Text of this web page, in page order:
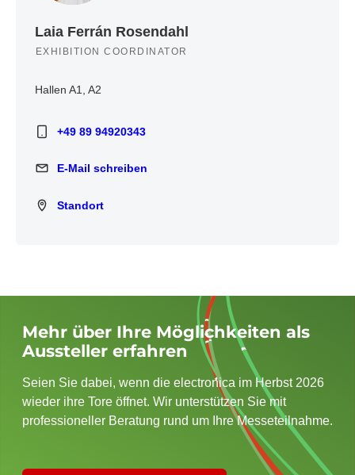
Laia Ferrán Rosendahl
EXHIBITION COORDINATOR
Hallen A1, A2
+49 89 94920343
+49 89 94920343
E-Mail schreiben
E-Mail schreiben
Standort
Standort
Mehr über Ihre Möglichkeiten als
Aussteller erfahren
Seien Sie dabei, wenn die electronica im Herbst 2026
wieder ihre Tore öffnet. Wir unterstützen Sie mit
professioneller Beratung rund um Ihre Messeteilnahme.